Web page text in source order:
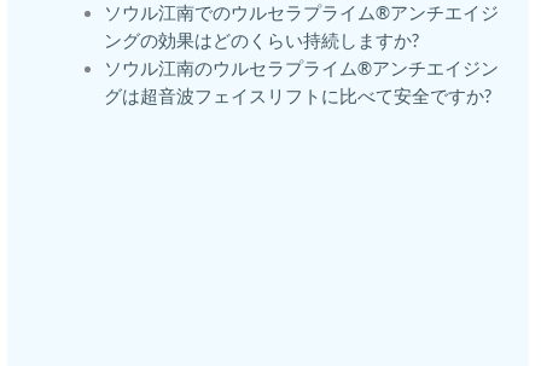
ソウル江南でのウルセラプライム®アンチエイジ
ングの効果はどのくらい持続しますか?
ソウル江南のウルセラプライム®アンチエイジン
グは超音波フェイスリフトに比べて安全ですか?